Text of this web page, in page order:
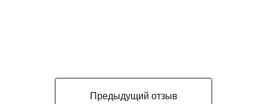
Предыдущий отзыв